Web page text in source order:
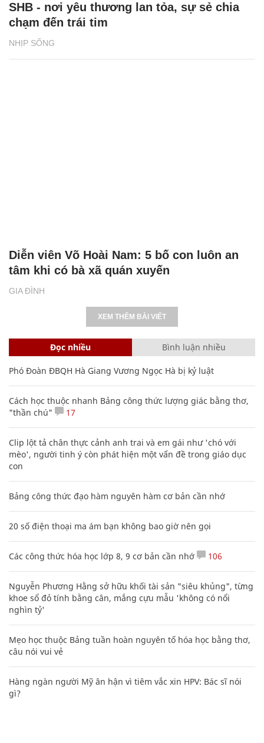
NHỊP SỐNG
SHB - nơi yêu thương lan tỏa, sự sẻ chia
chạm đến trái tim
GIA ĐÌNH
Diễn viên Võ Hoài Nam: 5 bố con luôn an
tâm khi có bà xã quán xuyến
XEM THÊM BÀI VIẾT
Đọc nhiều Bình luận nhiều
Phó Đoàn ĐBQH Hà Giang Vương Ngọc Hà bị kỷ luật
Cách học thuộc nhanh Bảng công thức lượng giác bằng thơ,
"thần chú"
17
Clip lột tả chân thực cảnh anh trai và em gái như 'chó với
mèo', người tinh ý còn phát hiện một vấn đề trong giáo dục
con
Bảng công thức đạo hàm nguyên hàm cơ bản cần nhớ
20 số điện thoại ma ám bạn không bao giờ nên gọi
Các công thức hóa học lớp 8, 9 cơ bản cần nhớ 106
Nguyễn Phương Hằng sở hữu khối tài sản "siêu khủng", từng
khoe sổ đỏ tính bằng cân, mắng cựu mẫu 'không có nổi
nghìn tỷ'
Mẹo học thuộc Bảng tuần hoàn nguyên tố hóa học bằng thơ,
câu nói vui vẻ
Hàng ngàn người Mỹ ân hận vì tiêm vắc xin HPV: Bác sĩ nói
gì?